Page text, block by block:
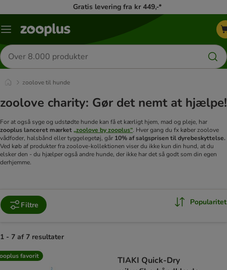
Gratis levering fra kr 449,-*
Menu
Søg
efter
produkter
zoolove til hunde
zoolove charity: Gør det nemt at hjælpe!
For at også syge og udstødte hunde kan få et kærligt hjem, mad og pleje, har
zooplus lanceret mærket„zoolove by zooplus“. Hver gang du fx køber zoolove
vådfoder, halsbånd eller tyggelegetøj, går 10% af salgsprisen til dyrebeskyttelse.
Ved køb af produkter fra zoolove-kollektionen viser du ikke kun din hund, at du
elsker den - du hjælper også andre hunde, der ikke har det så godt som din egen
derhjemme.
Filtre Popularitet
1 - 7 af 7 resultater
product items have been changed
favorit
TIAKI Quick-Dry